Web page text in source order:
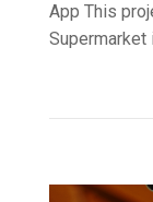
App This
Supermarket